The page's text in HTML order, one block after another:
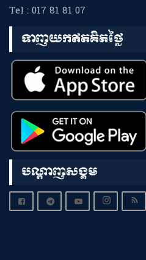
Tel : 017 81 81 07
ទាញយកឥតគិតថ្លៃ
បណ្តាញសង្គម